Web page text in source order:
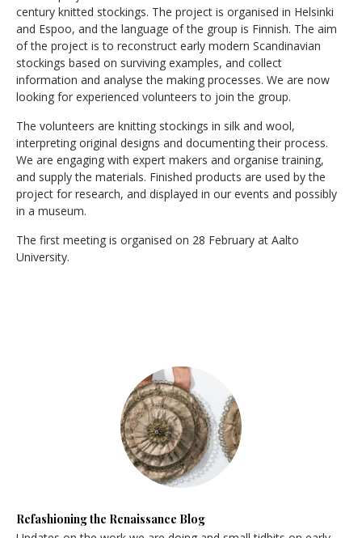
century knitted stockings. The project is organised in Helsinki
and Espoo, and the language of the group is Finnish. The aim
of the project is to reconstruct early modern Scandinavian
stockings based on surviving examples, and collect
information and analyse the making processes. We are now
looking for experienced volunteers to join the group.
The volunteers are knitting stockings in silk and wool,
interpreting original designs and documenting their process.
We are engaging with expert makers and organise training,
and supply the materials. Finished products are used by the
project for research, and displayed in our events and possibly
in a museum.
The first meeting is organised on 28 February at Aalto
University.
Refashioning the Renaissance Blog